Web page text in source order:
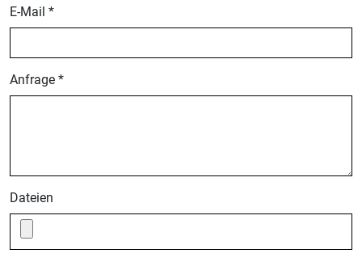
E-Mail *
Anfrage *
Dateien